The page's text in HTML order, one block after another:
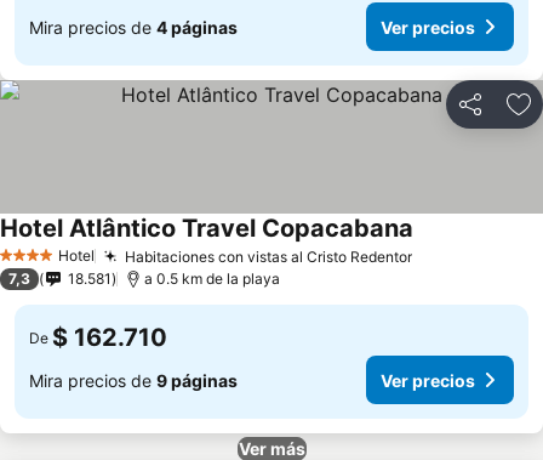
Mira precios de 4 páginas Ver precios
Compartir
4 EstrellasHotel Habitaciones con vistas al Cristo Redentor
Hotel Atlântico Travel Copacabana
7,3 18.581 a 0.5 km de la playa
De $ 162.710
Mira precios de 9 páginas Ver precios
Ver más